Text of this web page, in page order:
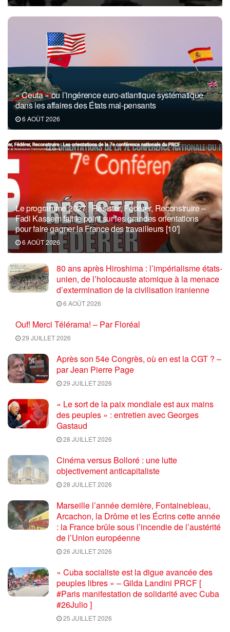
« Ceuta » ou l’ingérence euro-atlantique systématique
dans les affaires des États mal-pensants
6 AOÛT 2026
Le programme 2027 : Résister, Fédérer, Reconstruire –
Fadi Kassem fait le point sur les grandes orientations
pour faire gagner la France des travailleurs [10′]
6 AOÛT 2026
80 ans après Hiroshima : l’impérialisme états-
unien, de l’holocauste atomique à la menace
d’extermination de la civilisation iranienne
6 AOÛT 2026
Ouf! Merci Télérama! – Par Floréal
29 JUILLET 2026
Après son 54e Congrès, où en est la CGT ? –
par Jean Pierre Page
29 JUILLET 2026
« Le sort de la paix mondiale est aux mains
des peuples » : entretien avec Georges
Gastaud
28 JUILLET 2026
Cinéma versus Bolloré : une lutte
objectivement anticapitaliste
28 JUILLET 2026
Marseille l’année dernière, Fontainebleau,
Arcachon, la Drôme et les Écrins cette année
: la France brûle sous l’incendie de l’austérité
de l’Union européenne
26 JUILLET 2026
« Cuba socialiste est la digue avancée des
peuples libres » – Gilda Landini PRCF [
#Paris manifestation de solidarité avec Cuba
#26Julio ]
25 JUILLET 2026